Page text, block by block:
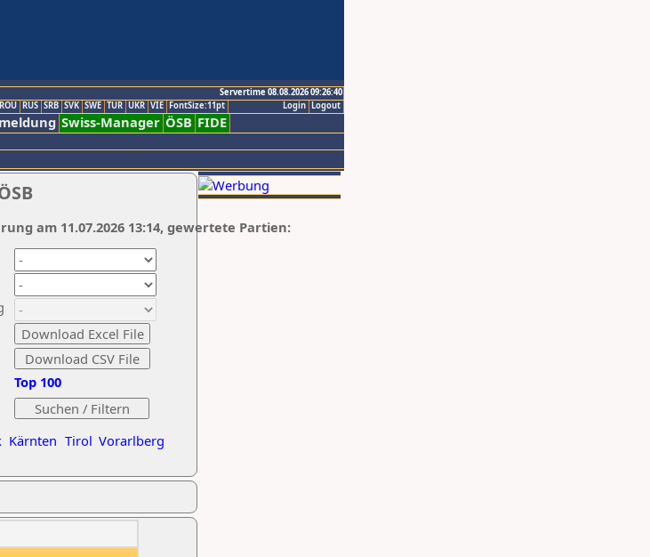
Servertime 08.08.2026 09:26:40
Logout
Login
ROU RUS SRB SVK SWE TUR UKR VIE FontSize:11pt
Swiss-Manager ÖSB FIDE
Kärnten Tirol Vorarlberg
Top 100
am 11.07.2026 13:14, gewertete Partien: